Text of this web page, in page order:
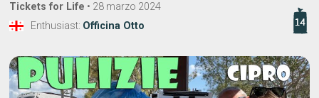
Tickets for Life • 28 marzo 2024
Enthusiast: Officina Otto 14